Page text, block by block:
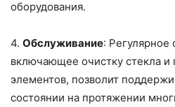
оборудования.
4. Обслуживание: Регулярное
включающее очистку стекла
элементов, позволит
состоянии на протяжении